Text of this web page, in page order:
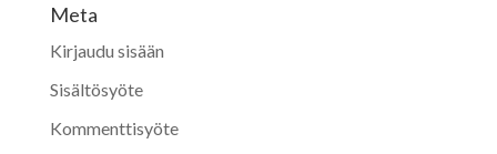
Meta
Kirjaudu sisään
Sisältösyöte
Kommenttisyöte